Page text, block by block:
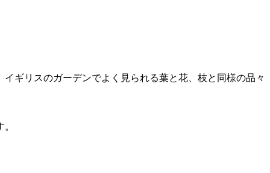
ギリスのガーデンでよく見られる葉と花、枝と同様の品々